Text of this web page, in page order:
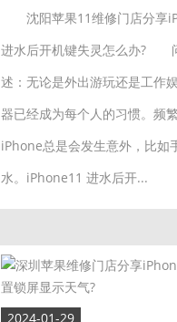
沈阳苹果11维修门店分享
进水后开机键失灵怎么办?
述：无论是外出游玩还是工作
器已经成为每个人的习惯。频
iPhone总是会发生意外，比如
水。iPhone11 进水后开...
2024-01-29